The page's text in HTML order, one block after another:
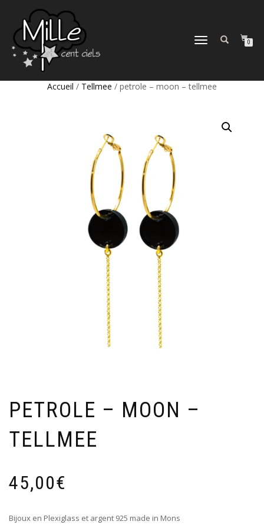
DÉPLIER
0
Accueil / Tellmee / petrole – moon – tellmee
PETROLE – MOON –
TELLMEE
45,00€
Bijoux en Plexiglass et argent 925 made in Mons